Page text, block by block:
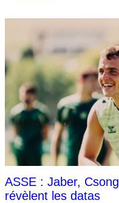
ASSE : Jaber,
révèlent les datas